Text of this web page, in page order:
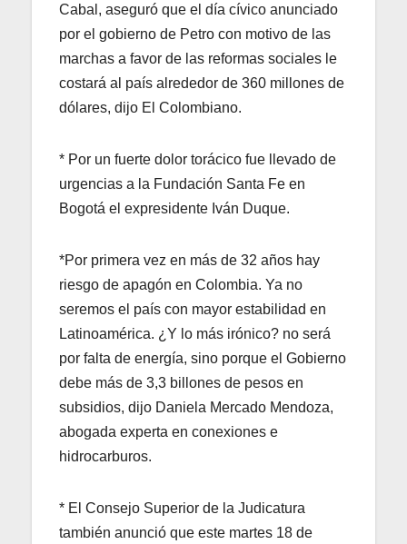
Cabal, aseguró que el día cívico anunciado
por el gobierno de Petro con motivo de las
marchas a favor de las reformas sociales le
costará al país alrededor de 360 millones de
dólares, dijo El Colombiano.
* Por un fuerte dolor torácico fue llevado de
urgencias a la Fundación Santa Fe en
Bogotá el expresidente Iván Duque.
*Por primera vez en más de 32 años hay
riesgo de apagón en Colombia. Ya no
seremos el país con mayor estabilidad en
Latinoamérica. ¿Y lo más irónico? no será
por falta de energía, sino porque el Gobierno
debe más de 3,3 billones de pesos en
subsidios, dijo Daniela Mercado Mendoza,
abogada experta en conexiones e
hidrocarburos.
* El Consejo Superior de la Judicatura
también anunció que este martes 18 de